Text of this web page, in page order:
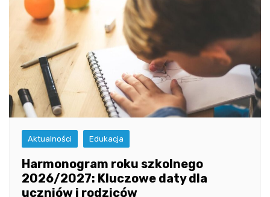
Aktualności Edukacja
Harmonogram roku szkolnego
2026/2027: Kluczowe daty dla
uczniów i rodziców